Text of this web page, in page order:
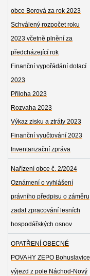
obce Borová za rok 2023
Schválený rozpočet roku
2023 včetně plnění za
předcházející rok
Finanční vypořádání dotací
2023
Příloha 2023
Rozvaha 2023
Výkaz zisku a ztráty 2023
Finanční vyučtování 2023
Inventarizační zpráva
Nařízení obce č. 2/2024
Oznámení o vyhlášení
právního předpisu o záměru
zadat zpracování lesních
hospodářských osnov
OPATŘENÍ OBECNÉ
POVAHY ZEPO Bohuslavice
výjezd z pole Náchod-Nový